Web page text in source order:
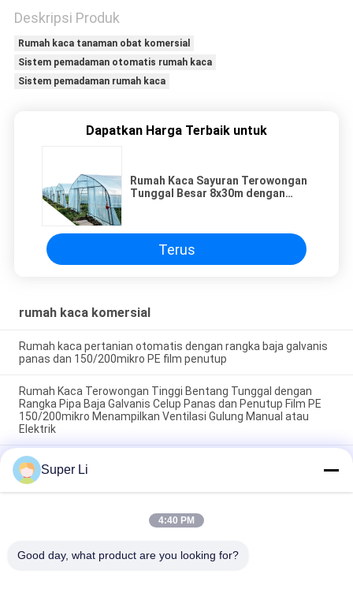
Deskripsi Produk
Rumah kaca tanaman obat komersial
Sistem pemadaman otomatis rumah kaca
Sistem pemadaman rumah kaca
Dapatkan Harga Terbaik untuk
Rumah Kaca Sayuran Terowongan
Tunggal Besar 8x30m dengan
Terus
rumah kaca komersial
Rumah kaca pertanian otomatis dengan rangka baja galvanis
panas dan 150/200mikro PE film penutup
Rumah Kaca Terowongan Tinggi Bentang Tunggal dengan
Rangka Pipa Baja Galvanis Celup Panas dan Penutup Film PE
150/200mikro Menampilkan Ventilasi Gulung Manual atau
Elektrik
Rumah kaca terowongan berpanjangan tunggal tahan lama
dengan rangka baja galvanis panas dan 150/200 mikron PE
film penutup dengan ventilasi manual atau listrik roll-up
Bad Request
Super Li
4:40 PM
Good day, what product are you looking for?